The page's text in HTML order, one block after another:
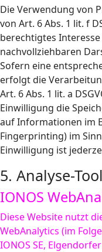
Die Verwendung von
von Art. 6 Abs. 1 lit. f
berechtigtes
nachvollziehbaren
Sofern eine
erfolgt die
Art. 6 Abs. 1 lit. a
Einwilligung die
auf Informationen im
Fingerprinting) im
Einwilligung ist
5. Analyse-
IONOS
Diese Website nutzt
WebAnalytics (im
IONOS SE,